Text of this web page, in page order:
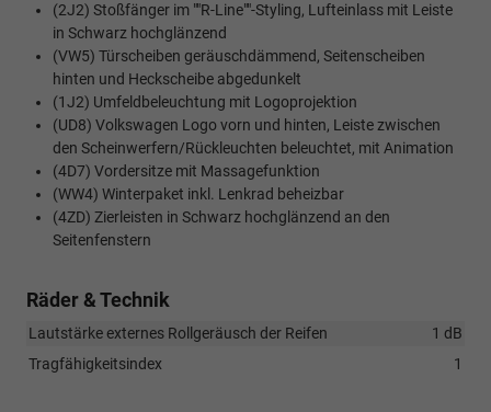
(2J2) Stoßfänger im ""R-Line""-Styling, Lufteinlass mit Leiste
in Schwarz hochglänzend
(VW5) Türscheiben geräuschdämmend, Seitenscheiben
hinten und Heckscheibe abgedunkelt
(1J2) Umfeldbeleuchtung mit Logoprojektion
(UD8) Volkswagen Logo vorn und hinten, Leiste zwischen
den Scheinwerfern/Rückleuchten beleuchtet, mit Animation
(4D7) Vordersitze mit Massagefunktion
(WW4) Winterpaket inkl. Lenkrad beheizbar
(4ZD) Zierleisten in Schwarz hochglänzend an den
Seitenfenstern
Räder & Technik
Lautstärke externes Rollgeräusch der Reifen
1 dB
Tragfähigkeitsindex
1